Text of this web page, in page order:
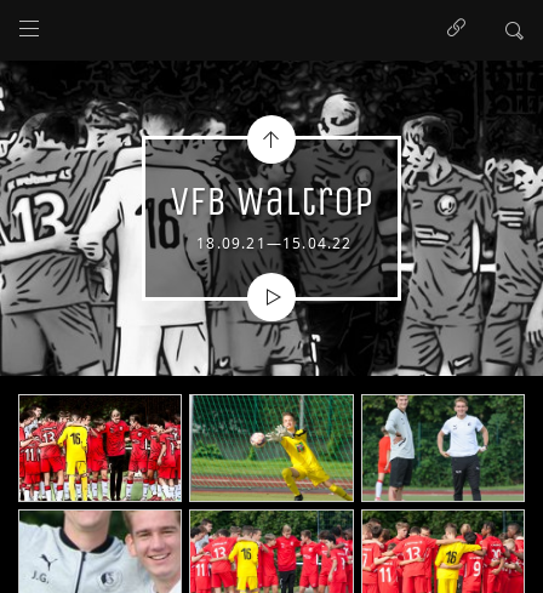
VfB Waltrop
18.09.21—15.04.22